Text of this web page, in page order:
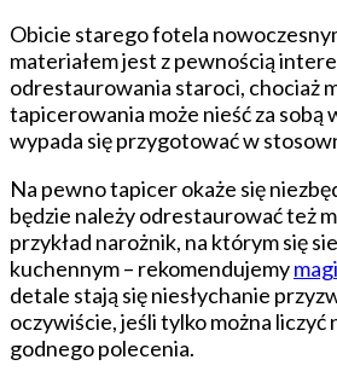
Obicie starego fotela
materiałem jest z pewnością
odrestaurowania staroci, chociaż
tapicerowania może nieść za sobą
wypada się przygotować w
Na pewno tapicer okaże się
będzie należy odrestaurować też
przykład narożnik, na którym się
kuchennym – rekomendujemy
detale stają się niesłychanie
oczywiście, jeśli tylko można liczyć
godnego polecenia.